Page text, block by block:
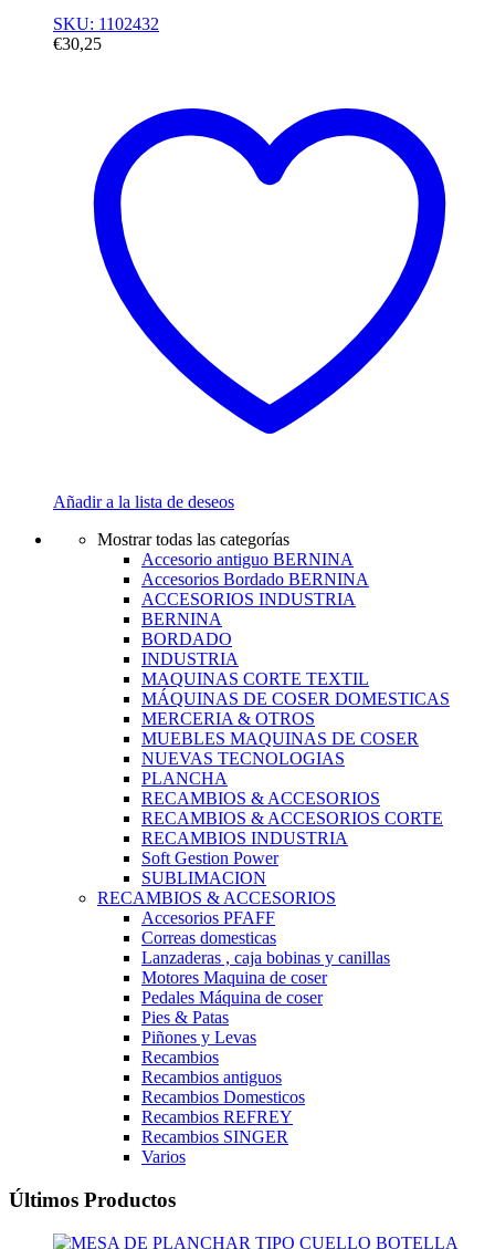
SKU: 1102432
€30,25
Añadir a la lista de deseos
Mostrar todas las categorías
Accesorio antiguo BERNINA
Accesorios Bordado BERNINA
ACCESORIOS INDUSTRIA
BERNINA
BORDADO
INDUSTRIA
MAQUINAS CORTE TEXTIL
MÁQUINAS DE COSER DOMESTICAS
MERCERIA & OTROS
MUEBLES MAQUINAS DE COSER
NUEVAS TECNOLOGIAS
PLANCHA
RECAMBIOS & ACCESORIOS
RECAMBIOS & ACCESORIOS CORTE
RECAMBIOS INDUSTRIA
Soft Gestion Power
SUBLIMACION
RECAMBIOS & ACCESORIOS
Accesorios PFAFF
Correas domesticas
Lanzaderas , caja bobinas y canillas
Motores Maquina de coser
Pedales Máquina de coser
Pies & Patas
Piñones y Levas
Recambios
Recambios antiguos
Recambios Domesticos
Recambios REFREY
Recambios SINGER
Varios
Últimos Productos